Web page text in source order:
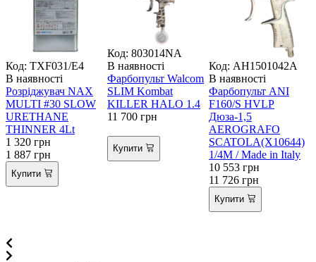
Код: TXF031/E4
В наявності
Розріджувач NAX
MULTI #30 SLOW
URETHANE
THINNER 4Lt
1 320 грн
1 887 грн
Купити
Код: 803014NA
В наявності
Фарбопульт Walcom
SLIM Kombat
KILLER HALO 1.4
11 700 грн
Купити
Код: АН1501042А
В наявності
Фарбопульт ANI
F160/S HVLP
Дюза-1,5
AEROGRAFO
SCATOLA(X10644)
1/4M / Made in Italy
10 553 грн
11 726 грн
Купити